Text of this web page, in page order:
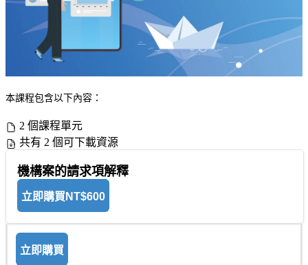
本課程包含以下內容：
2 個課程單元
共有 2 個可下載資源
機構案的請求項解釋
立即購買 NT$600
立即購買